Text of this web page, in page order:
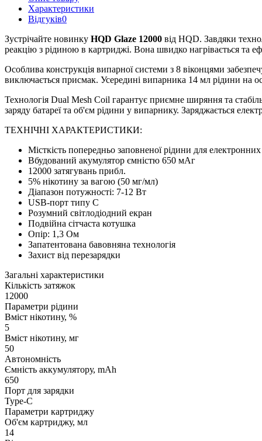
Характеристики
Відгуків0
Зустрічайте новинку HQD Glaze 12000 від HQD. Завдяки
реакцію з рідиною в картриджі. Вона швидко нагрівається та
Особлива конструкція випарної системи з 8 віконцями
виключається присмак. Усередині випарника 14 мл рідини на
Технологія Dual Mesh Coil гарантує приємне ширяння та
заряду батареї та об'єм рідини у випарнику. Заряджається
ТЕХНІЧНІ ХАРАКТЕРИСТИКИ:
Місткість попередньо заповненої рідини для
Вбудований акумулятор ємністю 650 мАг
12000 затягувань прибл.
5% нікотину за вагою (50 мг/мл)
Діапазон потужності: 7-12 Вт
USB-порт типу C
Розумний світлодіодний екран
Подвійна сітчаста котушка
Опір: 1,3 Ом
Запатентована бавовняна технологія
Захист від перезарядки
Загальні характеристики
Кількість затяжок
12000
Параметри рідини
Вміст нікотину, %
5
Вміст нікотину, мг
50
Автономність
Ємність аккумулятору, mAh
650
Порт для зарядки
Type-C
Параметри картриджу
Об'єм картриджу, мл
14